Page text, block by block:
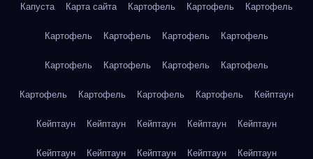
Капуста Карта сайта Картофель Картофель Картофель
Картофель Картофель Картофель Картофель
Картофель Картофель Картофель Картофель
Картофель Картофель Картофель Картофель Кейптаун
Кейптаун Кейптаун Кейптаун Кейптаун Кейптаун
Кейптаун Кейптаун Кейптаун Кейптаун Кейптаун